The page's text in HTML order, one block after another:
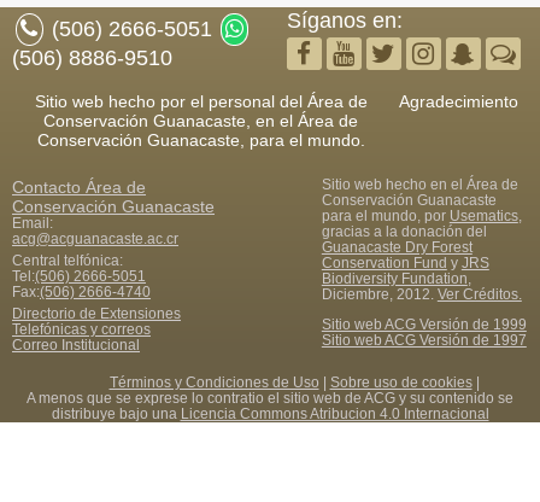
(506) 2666-5051
(506) 8886-9510
Síganos en:
Sitio web hecho por el personal del Área de
Conservación Guanacaste, en el Área de
Conservación Guanacaste, para el mundo.
Agradecimiento
Contacto Área de
Conservación Guanacaste
Email:
acg@acguanacaste.ac.cr
Central telfónica:
Tel:(506) 2666-5051
Fax:(506) 2666-4740
Directorio de Extensiones
Telefónicas y correos
Correo Institucional
Sitio web hecho en el Área de
Conservación Guanacaste
para el mundo, por Usematics,
gracias a la donación del
Guanacaste Dry Forest
Conservation Fund y JRS
Biodiversity Fundation,
Diciembre, 2012. Ver Créditos.
Sitio web ACG Versión de 1999
Sitio web ACG Versión de 1997
Términos y Condiciones de Uso Sobre uso de cookies|
A menos que se exprese lo contratio el sitio web de ACG y su contenido se
distribuye bajo una Licencia Commons Atribucion 4.0 Internacional